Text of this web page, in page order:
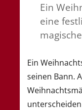
Ein
eine
Ein
seinen Bann.